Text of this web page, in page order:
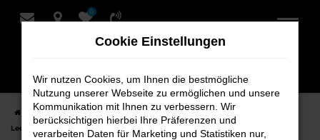
Zum
0
Startseite Leer VW
VW Golf Fahrzeuge bei Schmidt + Koch für
Leer
Cookie Einstellungen
Wir nutzen Cookies, um Ihnen die bestmögliche
Nutzung unserer Webseite zu ermöglichen und unsere
Kommunikation mit Ihnen zu verbessern. Wir
berücksichtigen hierbei Ihre Präferenzen und
verarbeiten Daten für Marketing und Statistiken nur,